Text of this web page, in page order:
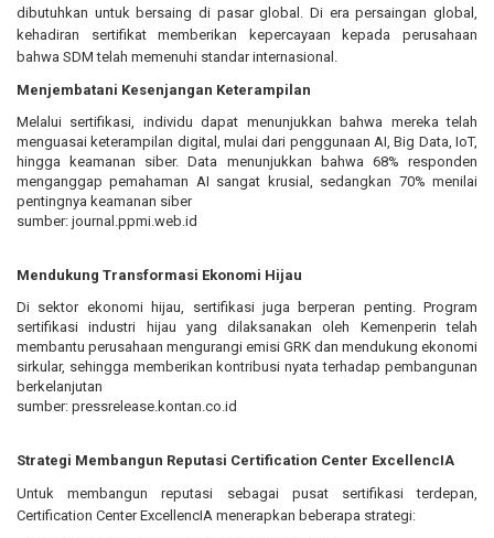
dibutuhkan untuk bersaing di pasar global. Di era persaingan global,
kehadiran sertifikat memberikan kepercayaan kepada perusahaan
bahwa SDM telah memenuhi standar internasional.
Menjembatani Kesenjangan Keterampilan
Melalui sertifikasi, individu dapat menunjukkan bahwa mereka telah
menguasai keterampilan digital, mulai dari penggunaan AI, Big Data, IoT,
hingga keamanan siber. Data menunjukkan bahwa 68% responden
menganggap pemahaman AI sangat krusial, sedangkan 70% menilai
pentingnya keamanan siber
sumber: journal.ppmi.web.id
Mendukung Transformasi Ekonomi Hijau
Di sektor ekonomi hijau, sertifikasi juga berperan penting. Program
sertifikasi industri hijau yang dilaksanakan oleh Kemenperin telah
membantu perusahaan mengurangi emisi GRK dan mendukung ekonomi
sirkular, sehingga memberikan kontribusi nyata terhadap pembangunan
berkelanjutan
sumber: pressrelease.kontan.co.id
Strategi Membangun Reputasi Certification Center ExcellencIA
Untuk membangun reputasi sebagai pusat sertifikasi terdepan,
Certification Center ExcellencIA menerapkan beberapa strategi: